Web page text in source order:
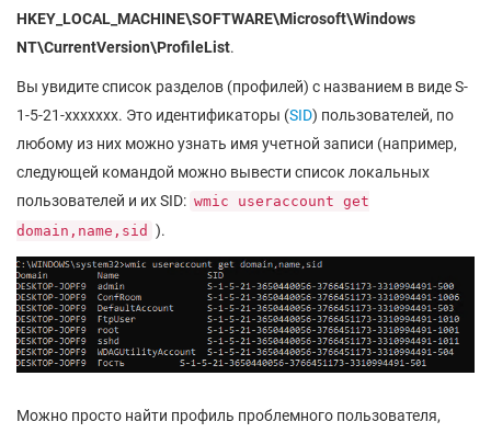
HKEY_LOCAL_MACHINE\SOFTWARE\Microsoft\Windows
NT\CurrentVersion\ProfileList.
Вы увидите список разделов (профилей) с названием в виде S-
1-5-21-xxxxxxx. Это идентификаторы (SID) пользователей, по
любому из них можно узнать имя учетной записи (например,
следующей командой можно вывести список локальных
пользователей и их SID: wmic useraccount get
domain,name,sid ).
Можно просто найти профиль проблемного пользователя,